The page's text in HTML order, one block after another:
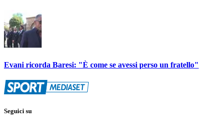
Evani ricorda Baresi: "È come se avessi perso un fratello"
Seguici su